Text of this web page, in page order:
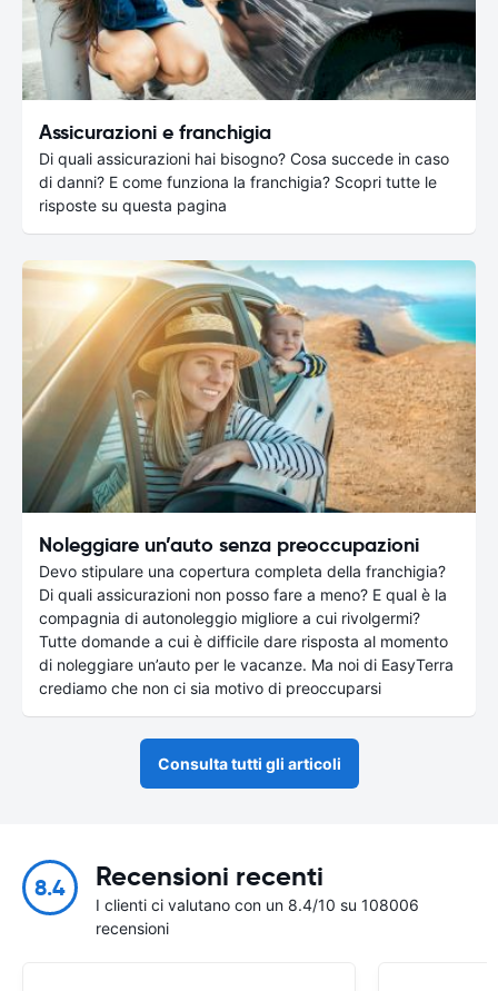
Assicurazioni e franchigia
Di quali assicurazioni hai bisogno? Cosa succede in caso
di danni? E come funziona la franchigia? Scopri tutte le
risposte su questa pagina
Noleggiare un’auto senza preoccupazioni
Devo stipulare una copertura completa della franchigia?
Di quali assicurazioni non posso fare a meno? E qual è la
compagnia di autonoleggio migliore a cui rivolgermi?
Tutte domande a cui è difficile dare risposta al momento
di noleggiare un’auto per le vacanze. Ma noi di EasyTerra
crediamo che non ci sia motivo di preoccuparsi
Consulta tutti gli articoli
8.4 Recensioni recenti
I clienti ci valutano con un 8.4/10 su 108006
recensioni